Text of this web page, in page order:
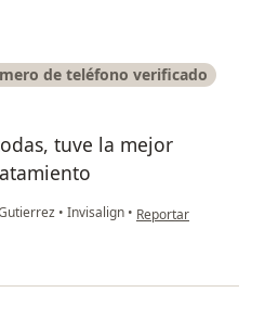
de teléfono verificado
tuve la mejor
• Invisalign • en opinión del
Reportar